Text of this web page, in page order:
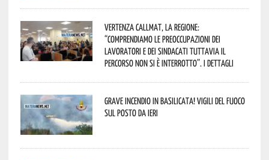
Vertenza CallMat, la Regione:
“comprendiamo le preoccupazioni dei
lavoratori e dei sindacati tuttavia il
percorso non si è interrotto”. I dettagli
Grave incendio in Basilicata! Vigili del fuoco
sul posto da ieri